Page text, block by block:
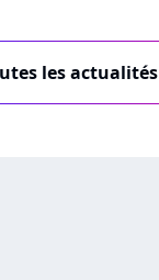
les actualités